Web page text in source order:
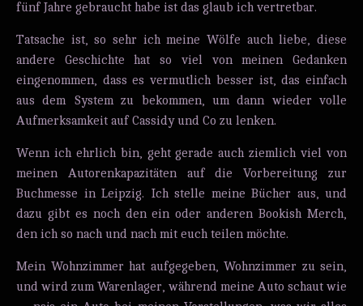
fünf Jahre gebraucht habe ist das glaub ich vertretbar.
Tatsache ist, so sehr ich meine Wölfe auch liebe, diese
andere Geschichte hat so viel von meinen Gedanken
eingenommen, dass es vermutlich besser ist, das einfach
aus dem System zu bekommen, um dann wieder volle
Aufmerksamkeit auf Cassidy und Co zu lenken.
Wenn ich ehrlich bin, geht gerade auch ziemlich viel von
meinen Autorenkapazitäten auf die Vorbereitung zur
Buchmesse in Leipzig. Ich stelle meine Bücher aus, und
dazu gibt es noch den ein oder anderen Bookish Merch,
den ich so nach und nach mit euch teilen möchte.
Mein Wohnzimmer hat aufgegeben, Wohnzimmer zu sein,
und wird zum Warenlager, während meine Auto schaut wie